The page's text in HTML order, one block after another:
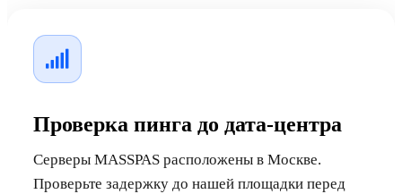
Проверка пинга до дата-центра
Серверы MASSPAS расположены в Москве.
Проверьте задержку до нашей площадки перед